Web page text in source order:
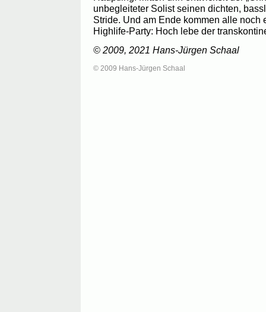
unbegleiteter Solist seinen dichten,
Stride. Und am Ende kommen alle noch
Highlife-Party: Hoch lebe der
© 2009, 2021 Hans-Jürgen Schaal
© 2009 Hans-Jürgen Schaal